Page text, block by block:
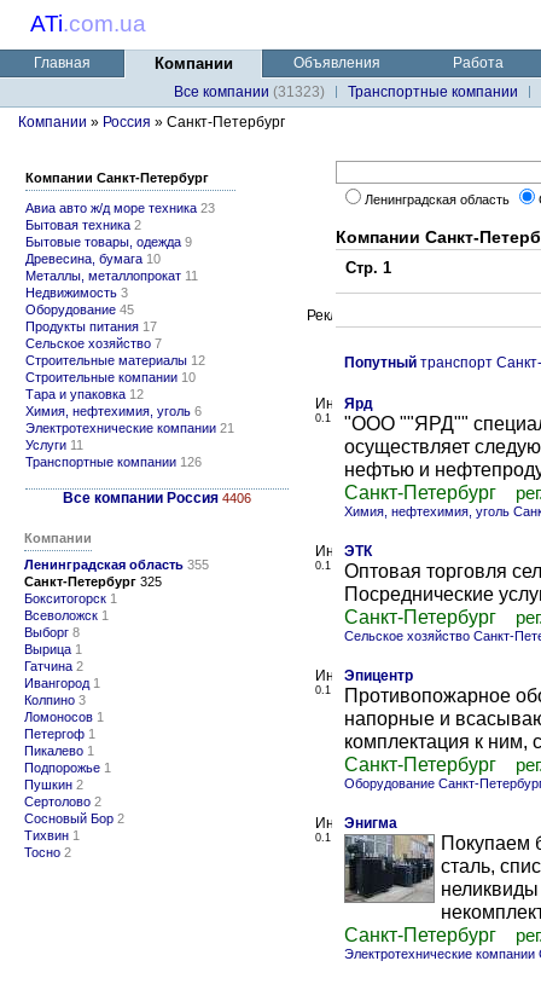
ATi.com.ua
Главная Компании Объявления
Работа
Все компании (31323)
Транспортные компании
Компании » Россия » Санкт-Петербург
Компании Санкт-Петербург
Авиа авто ж/д море техника 23
Бытовая техника 2
Бытовые товары, одежда 9
Древесина, бумага 10
Металлы, металлопрокат 11
Недвижимость 3
Оборудование 45
Продукты питания 17
Сельское хозяйство 7
Строительные материалы 12
Строительные компании 10
Тара и упаковка 12
Химия, нефтехимия, уголь 6
Электротехнические компании 21
Услуги 11
Транспортные компании 126
Все компании Россия 4406
Компании
Ленинградская область 355
Санкт-Петербург 325
Бокситогорск 1
Всеволожск 1
Выборг 8
Вырица 1
Гатчина 2
Ивангород 1
Колпино 3
Ломоносов 1
Петергоф 1
Пикалево 1
Подпорожье 1
Пушкин 2
Сертолово 2
Сосновый Бор 2
Тихвин 1
Тосно 2
Ленинградская область
Компании Санкт-
Стр. 1
Попутный транспорт
0.1
Ярд
"ООО ""ЯРД""
осуществляет
нефтью и
Санкт-Петербург
Химия, нефтехимия, уголь
0.1
ЭТК
Оптовая торговля
Посреднические
Санкт-Петербург
Сельское хозяйство Санкт-
0.1
Эпицентр
Противопожарное
напорные и
комплектация к ним,
Санкт-Петербург
Оборудование Санкт-
0.1
Энигма
Покупаем
сталь,
Санкт-Петербург
Электротехнические компании